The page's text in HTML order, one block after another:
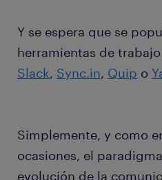
Y se espera que se
herramientas de
Slack, Sync.in, Quip o
Simplemente, y como
ocasiones, el
evolución de la